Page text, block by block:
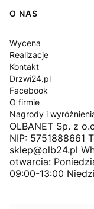
O NAS
Wycena
Realizacje
Kontakt
Drzwi24.pl
Facebook
O firmie
Nagrody i
OLBANET Sp. z
NIP: 5751888661
sklep@olb24.pl
otwarcia:
09:00-13:00